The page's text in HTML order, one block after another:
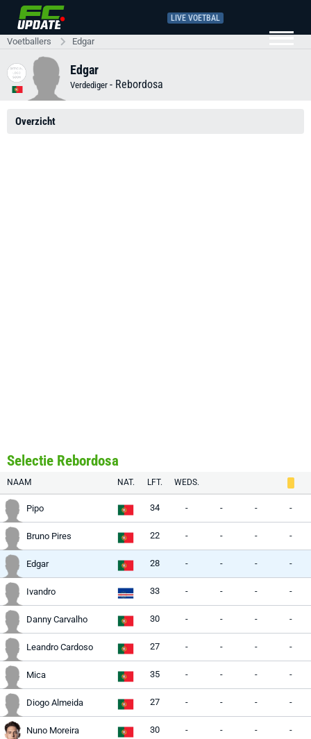
LIVE VOETBAL
Voetballers Edgar
Edgar
Verdediger - Rebordosa
Overzicht
Selectie Rebordosa
NAAM NAT. LFT. WEDS.
Pipo 34 - - - -
Bruno Pires 22 - - - -
Edgar 28 - - - -
Ivandro 33 - - - -
Danny Carvalho 30 - - - -
Leandro Cardoso 27 - - - -
Mica 35 - - - -
Diogo Almeida 27 - - - -
Nuno Moreira 30 - - - -